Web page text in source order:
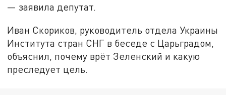
— заявила депутат.
Иван Скориков, руководитель отдела Украины
Института стран СНГ в беседе с Царьградом,
объяснил, почему врёт Зеленский и какую
преследует цель.